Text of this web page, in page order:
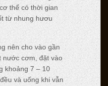
thể có thời gian
từ nhung hươu
nên cho vào gần
nước cơm, đặt vào
khoảng 7 – 10
và uống khi vẫn